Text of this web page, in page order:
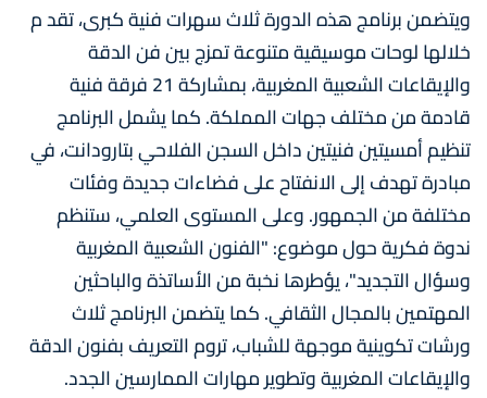
ويتضمن برنامج هذه الدورة ثلاث سهرات فنية كبرى، تقد م
خلالها لوحات موسيقية متنوعة تمزج بين فن الدقة
والإيقاعات الشعبية المغربية، بمشاركة 21 فرقة فنية
قادمة من مختلف جهات المملكة. كما يشمل البرنامج
تنظيم أمسيتين فنيتين داخل السجن الفلاحي بتارودانت، في
مبادرة تهدف إلى الانفتاح على فضاءات جديدة وفئات
مختلفة من الجمهور. وعلى المستوى العلمي، ستنظم
ندوة فكرية حول موضوع: "الفنون الشعبية المغربية
وسؤال التجديد"، يؤطرها نخبة من الأساتذة والباحثين
المهتمين بالمجال الثقافي. كما يتضمن البرنامج ثلاث
ورشات تكوينية موجهة للشباب، تروم التعريف بفنون الدقة
والإيقاعات المغربية وتطوير مهارات الممارسين الجدد.